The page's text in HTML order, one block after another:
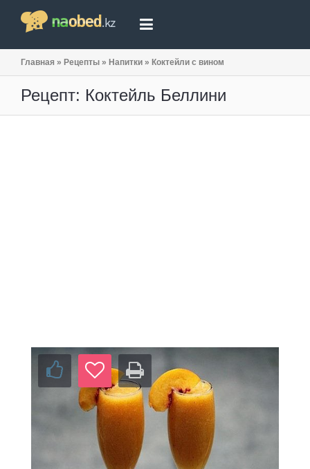
Главная » Рецепты » Напитки » Коктейли с вином
Рецепт: Коктейль Беллини